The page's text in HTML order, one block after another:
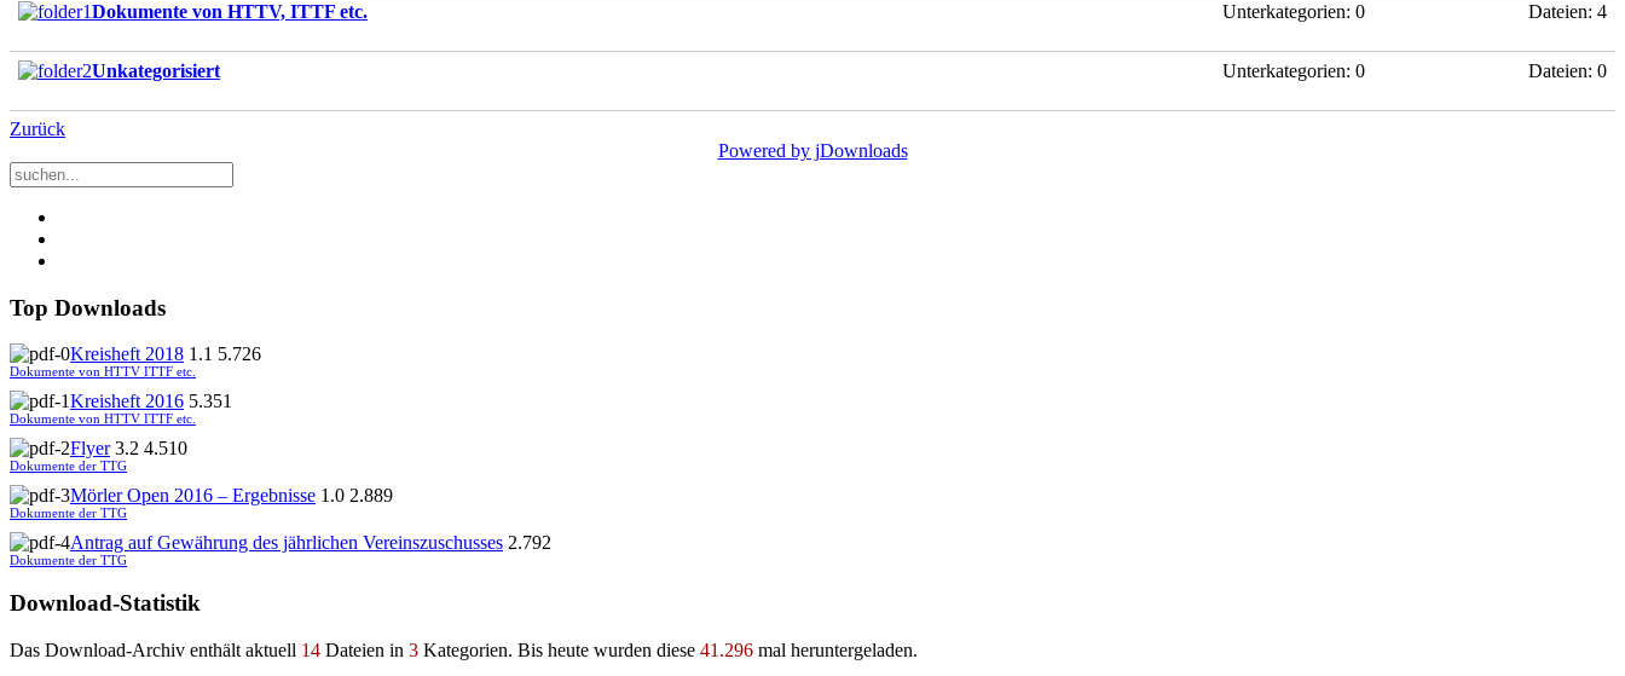
Dokumente von HTTV, ITTF etc. Unterkategorien: 0 Dateien: 4
Unkategorisiert Unterkategorien: 0 Dateien: 0
Zurück
Powered by jDownloads
Top Downloads
Kreisheft 2018 1.1 5.726
Dokumente von HTTV ITTF etc.
Kreisheft 2016 5.351
Dokumente von HTTV ITTF etc.
Flyer3.2 4.510
Dokumente der TTG
Mörler Open 2016 – Ergebnisse 1.0 2.889
Dokumente der TTG
Antrag auf Gewährung des jährlichen Vereinszuschusses 2.792
Dokumente der TTG
Download-Statistik
Das Download-Archiv enthält aktuell 14 Dateien in 3 Kategorien. Bis heute wurden diese 41.296 mal heruntergeladen.